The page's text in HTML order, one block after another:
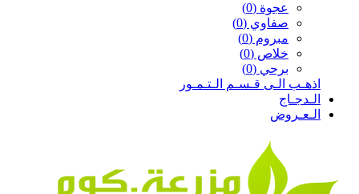
عجوة (0)
صفاوي (0)
مبروم (0)
خلاص (0)
برحي (0)
اذهـب الـى قـسـم الـتـمـور
الـدجـاج
الـعـروض